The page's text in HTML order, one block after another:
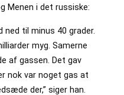
Menen i det russiske:
ned til minus 40 grader.
myg. Samerne
af gassen. Det gav
nok var noget gas at
der,” siger han.